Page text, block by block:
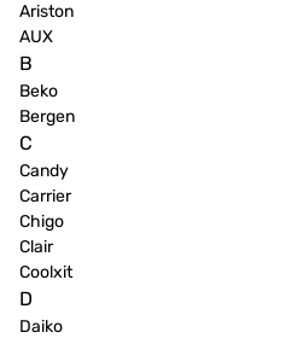
Ariston
AUX
B
Beko
Bergen
C
Candy
Carrier
Chigo
Clair
Coolxit
D
Daiko